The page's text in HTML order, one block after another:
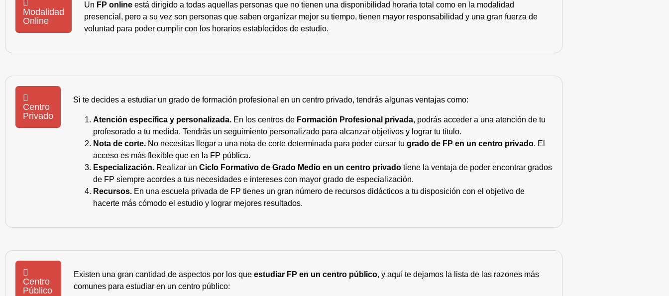
Modalidad
Online
Un FP online está dirigido a todas aquellas personas que no tienen una disponibilidad horaria total como en la modalidad
presencial, pero a su vez son personas que saben organizar mejor su tiempo, tienen mayor responsabilidad y una gran fuerza de
voluntad para poder cumplir con los horarios establecidos de estudio.
Centro
Privado
Si te decides a estudiar un grado de formación profesional en un centro privado, tendrás algunas ventajas como:
Atención específica y personalizada. En los centros de Formación Profesional privada, podrás acceder a una atención de tu
profesorado a tu medida. Tendrás un seguimiento personalizado para alcanzar objetivos y lograr tu título.
Nota de corte. No necesitas llegar a una nota de corte determinada para poder cursar tu grado de FP en un centro privado. El
acceso es más flexible que en la FP pública.
Especialización. Realizar un Ciclo Formativo de Grado Medio en un centro privado tiene la ventaja de poder encontrar grados
de FP siempre acordes a tus necesidades e intereses con mayor grado de especialización.
Recursos. En una escuela privada de FP tienes un gran número de recursos didácticos a tu disposición con el objetivo de
hacerte más cómodo el estudio y lograr mejores resultados.
Centro
Público
Existen una gran cantidad de aspectos por los queestudiar FP en un centro público, y aquí te dejamos la lista de las razones más
comunes para estudiar en un centro público: